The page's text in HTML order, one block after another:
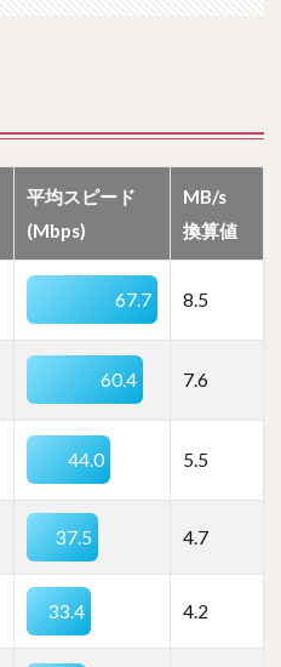
平均スピード
(Mbps)
MB/s
換算値
67.7 8.5
60.4 7.6
44.0 5.5
37.5 4.7
33.4 4.2